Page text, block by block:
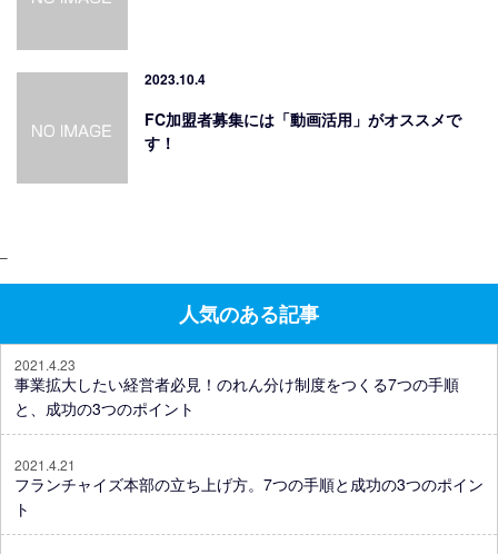
2023.10.4
FC加盟者募集には「動画活用」がオススメで
す！
–
人気のある記事
2021.4.23
事業拡大したい経営者必見！のれん分け制度をつくる7つの手順
と、成功の3つのポイント
2021.4.21
フランチャイズ本部の立ち上げ方。7つの手順と成功の3つのポイン
ト